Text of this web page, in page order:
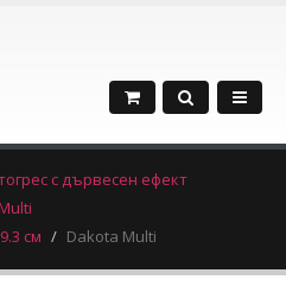
с дървесен ефект
см
Dakota Multi